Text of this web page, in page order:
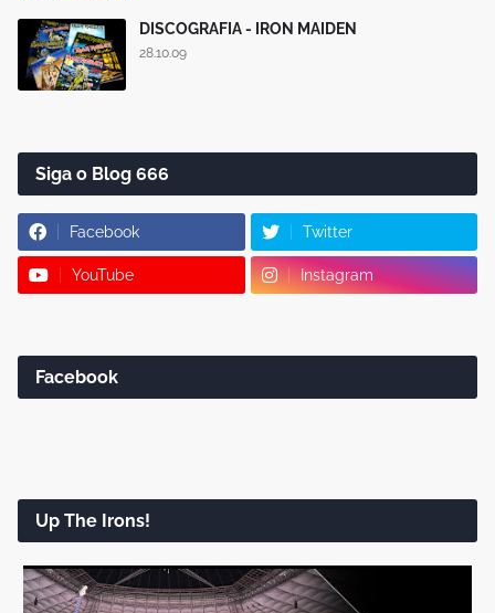
DISCOGRAFIA - IRON MAIDEN
28.10.09
Siga o Blog 666
Facebook Twitter
YouTube Instagram
Facebook
Up The Irons!